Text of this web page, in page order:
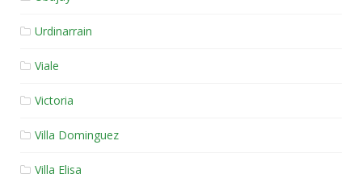
Urdinarrain
Viale
Victoria
Villa Dominguez
Villa Elisa